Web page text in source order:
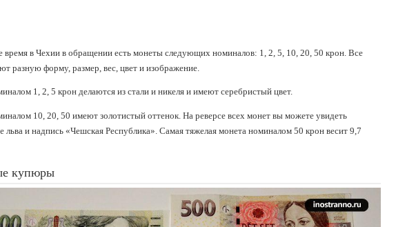
время в Чехии в обращении есть монеты следующих номиналов: 1, 2, 5, 10, 20, 50 крон. Все
разную форму, размер, вес, цвет и изображение.
1, 2, 5 крон делаются из стали и никеля и имеют серебристый цвет.
10, 20, 50 имеют золотистый оттенок. На реверсе всех монет вы можете увидеть
льва и надпись «Чешская Республика». Самая тяжелая монета номиналом 50 крон весит 9,7
купюры